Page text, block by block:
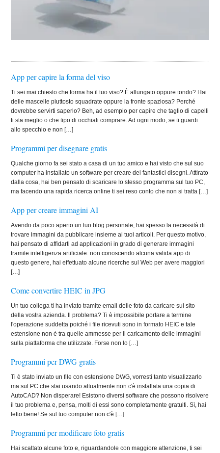
App per capire la forma del viso
Ti sei mai chiesto che forma ha il tuo viso? È allungato oppure tondo? Hai
delle mascelle piuttosto squadrate oppure la fronte spaziosa? Perché
dovrebbe servirti saperlo? Beh, ad esempio per capire che taglio di capelli
ti sta meglio o che tipo di occhiali comprare. Ad ogni modo, se ti guardi
allo specchio e non […]
Programmi per disegnare gratis
Qualche giorno fa sei stato a casa di un tuo amico e hai visto che sul suo
computer ha installato un software per creare dei fantastici disegni. Attirato
dalla cosa, hai ben pensato di scaricare lo stesso programma sul tuo PC,
ma facendo una rapida ricerca online ti sei reso conto che non si tratta […]
App per creare immagini AI
Avendo da poco aperto un tuo blog personale, hai spesso la necessità di
trovare immagini da pubblicare insieme ai tuoi articoli. Per questo motivo,
hai pensato di affidarti ad applicazioni in grado di generare immagini
tramite intelligenza artificiale: non conoscendo alcuna valida app di
questo genere, hai effettuato alcune ricerche sul Web per avere maggiori
[…]
Come convertire HEIC in JPG
Un tuo collega ti ha inviato tramite email delle foto da caricare sul sito
della vostra azienda. Il problema? Ti è impossibile portare a termine
l'operazione suddetta poiché i file ricevuti sono in formato HEIC e tale
estensione non è tra quelle ammesse per il caricamento delle immagini
sulla piattaforma che utilizzate. Forse non lo […]
Programmi per DWG gratis
Ti è stato inviato un file con estensione DWG, vorresti tanto visualizzarlo
ma sul PC che stai usando attualmente non c'è installata una copia di
AutoCAD? Non disperare! Esistono diversi software che possono risolvere
il tuo problema e, pensa, molti di essi sono completamente gratuiti. Sì, hai
letto bene! Se sul tuo computer non c'è […]
Programmi per modificare foto gratis
Hai scattato alcune foto e, riguardandole con maggiore attenzione, ti sei